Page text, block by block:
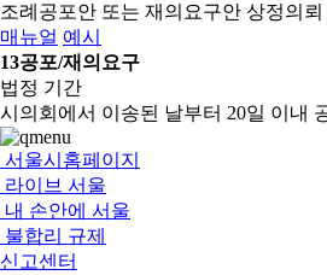
조례공포안 또는 재의요구안 상정의뢰
매뉴얼 예시
13공포/재의요구
법정 기간
시의회에서 이송된 날부터 20일 이내
서울시홈페이지
라이브 서울
내 손안에 서울
불합리 규제
신고센터